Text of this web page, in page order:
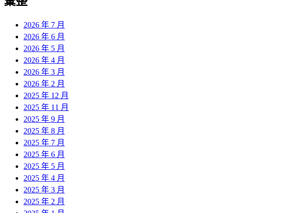
2026 年 7 月
2026 年 6 月
2026 年 5 月
2026 年 4 月
2026 年 3 月
2026 年 2 月
2025 年 12 月
2025 年 11 月
2025 年 9 月
2025 年 8 月
2025 年 7 月
2025 年 6 月
2025 年 5 月
2025 年 4 月
2025 年 3 月
2025 年 2 月